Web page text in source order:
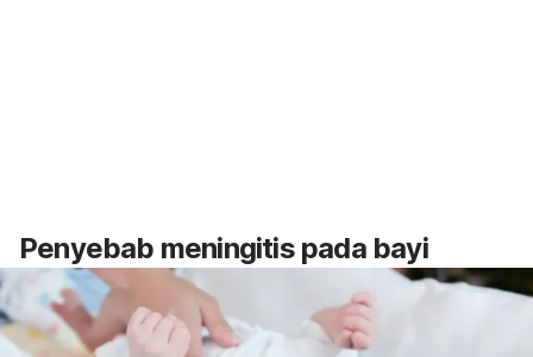
Penyebab meningitis pada bayi